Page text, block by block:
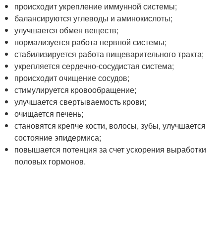
происходит укрепление иммунной системы;
балансируются углеводы и аминокислоты;
улучшается обмен веществ;
нормализуется работа нервной системы;
стабилизируется работа пищеварительного тракта;
укрепляется сердечно-сосудистая система;
происходит очищение сосудов;
стимулируется кровообращение;
улучшается свертываемость крови;
очищается печень;
становятся крепче кости, волосы, зубы, улучшается
состояние эпидермиса;
повышается потенция за счет ускорения выработки
половых гормонов.